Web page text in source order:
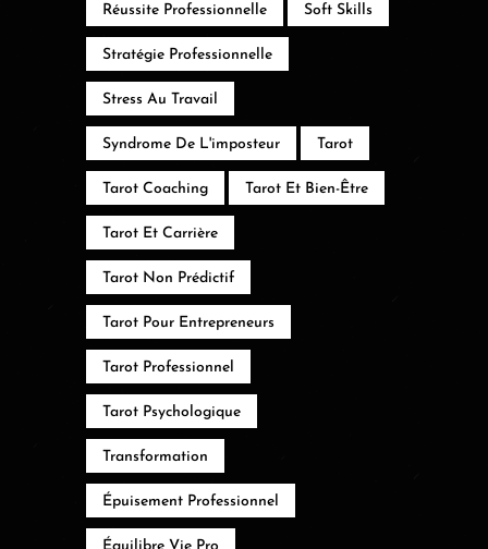
Réussite Professionnelle Soft Skills
Stratégie Professionnelle
Stress Au Travail
Syndrome De L'imposteur Tarot
Tarot Coaching Tarot Et Bien-Être
Tarot Et Carrière
Tarot Non Prédictif
Tarot Pour Entrepreneurs
Tarot Professionnel
Tarot Psychologique
Transformation
Épuisement Professionnel